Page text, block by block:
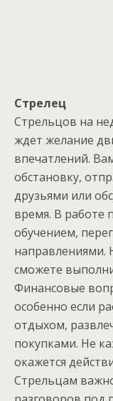
Стрелец
Стрельцов на
ждет желание
впечатлений.
обстановку,
друзьями или
время. В работе
обучением,
направлениями.
сможете
Финансовые
особенно если
отдыхом,
покупками. Не
окажется
Стрельцам